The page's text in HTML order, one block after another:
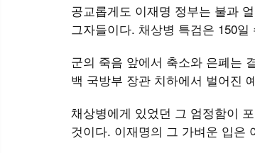
공교롭게도 이재명 정부는 불과
그자들이다. 채상병 특검은 150
군의 죽음 앞에서 축소와 은폐는
백 국방부 장관 치하에서 벌어진
채상병에게 있었던 그 엄정함이
것이다. 이재명의 그 가벼운 입은